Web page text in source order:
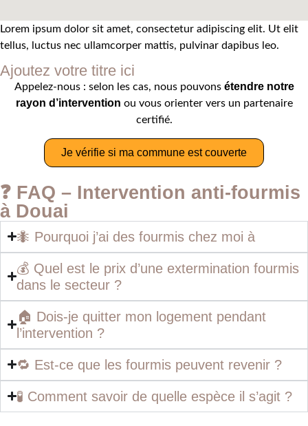
Lorem ipsum dolor sit amet, consectetur adipiscing elit. Ut elit
tellus, luctus nec ullamcorper mattis, pulvinar dapibus leo.
Ajoutez votre titre ici
Appelez-nous : selon les cas, nous pouvons étendre notre
rayon d’intervention ou vous orienter vers un partenaire
certifié.
Je vérifie si ma commune est couverte
❓ FAQ – Intervention anti-fourmis
à Douai
🐜 Pourquoi j’ai des fourmis chez moi à
💰 Quel est le prix d’une extermination fourmis
dans le secteur ?
🏠 Dois-je quitter mon logement pendant
l’intervention ?
🔁 Est-ce que les fourmis peuvent revenir ?
🧪 Comment savoir de quelle espèce il s’agit ?